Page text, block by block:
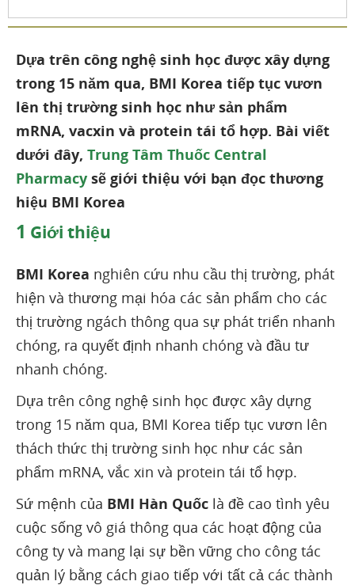
Dựa trên công nghệ sinh học được xây dựng
trong 15 năm qua, BMI Korea tiếp tục vươn
lên thị trường sinh học như sản phẩm
mRNA, vacxin và protein tái tổ hợp. Bài viết
dưới đây, Trung Tâm Thuốc Central
Pharmacy sẽ giới thiệu với bạn đọc thương
hiệu BMI Korea
1 Giới thiệu
BMI Korea nghiên cứu nhu cầu thị trường, phát
hiện và thương mại hóa các sản phẩm cho các
thị trường ngách thông qua sự phát triển nhanh
chóng, ra quyết định nhanh chóng và đầu tư
nhanh chóng.
Dựa trên công nghệ sinh học được xây dựng
trong 15 năm qua, BMI Korea tiếp tục vươn lên
thách thức thị trường sinh học như các sản
phẩm mRNA, vắc xin và protein tái tổ hợp.
Sứ mệnh của BMI Hàn Quốc là đề cao tình yêu
cuộc sống vô giá thông qua các hoạt động của
công ty và mang lại sự bền vững cho công tác
quản lý bằng cách giao tiếp với tất cả các thành